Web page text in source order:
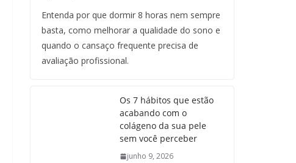
Entenda por que dormir 8 horas nem sempre
basta, como melhorar a qualidade do sono e
quando o cansaço frequente precisa de
avaliação profissional.
Os 7 hábitos que estão
acabando com o
colágeno da sua pele
sem você perceber
junho 9, 2026